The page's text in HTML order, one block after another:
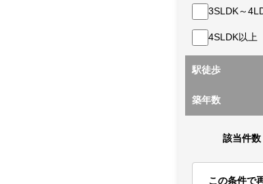
3SLDK～
4SLDK以上
駅徒歩
築年数
該当件数
この条件で